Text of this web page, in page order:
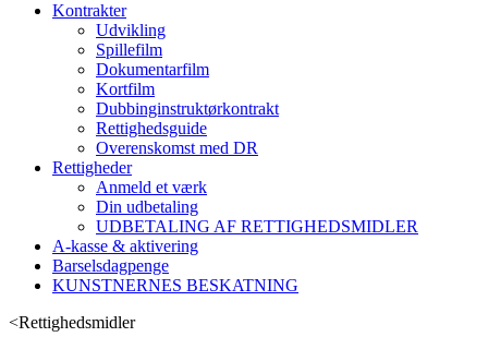
Kontrakter
Udvikling
Spillefilm
Dokumentarfilm
Kortfilm
Dubbinginstruktørkontrakt
Rettighedsguide
Overenskomst med DR
Rettigheder
Anmeld et værk
Din udbetaling
UDBETALING AF RETTIGHEDSMIDLER
A-kasse & aktivering
Barselsdagpenge
KUNSTNERNES BESKATNING
<Rettighedsmidler